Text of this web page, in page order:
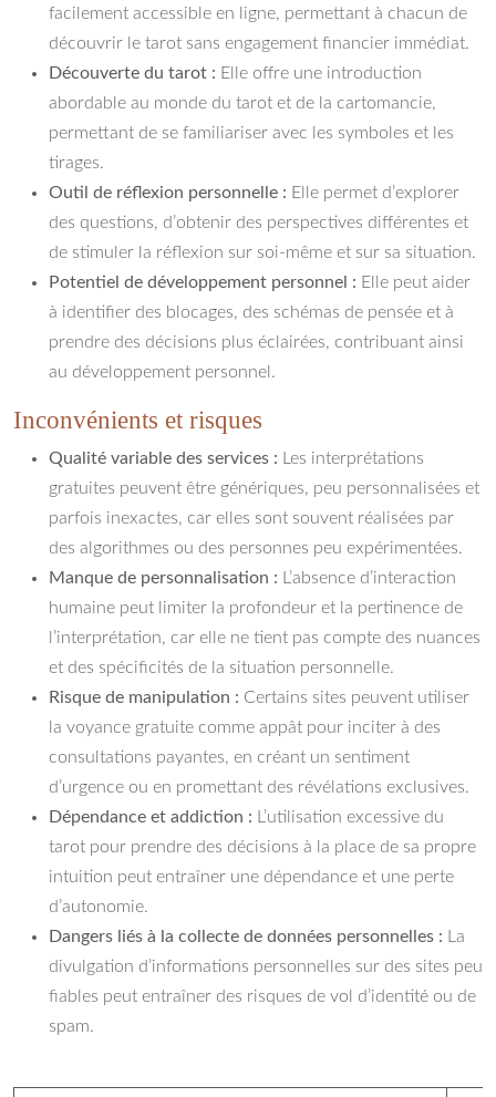
facilement accessible en ligne, permettant à chacun de
découvrir le tarot sans engagement financier immédiat.
Découverte du tarot : Elle offre une introduction
abordable au monde du tarot et de la cartomancie,
permettant de se familiariser avec les symboles et les
tirages.
Outil de réflexion personnelle : Elle permet d’explorer
des questions, d’obtenir des perspectives différentes et
de stimuler la réflexion sur soi-même et sur sa situation.
Potentiel de développement personnel : Elle peut aider
à identifier des blocages, des schémas de pensée et à
prendre des décisions plus éclairées, contribuant ainsi
au développement personnel.
Inconvénients et risques
Qualité variable des services :
Les interprétations
gratuites peuvent être génériques, peu personnalisées et
parfois inexactes, car elles sont souvent réalisées par
des algorithmes ou des personnes peu expérimentées.
Manque de personnalisation :
L’absence d’interaction
humaine peut limiter la profondeur et la pertinence de
l’interprétation, car elle ne tient pas compte des nuances
et des spécificités de la situation personnelle.
Risque de manipulation : Certains sites peuvent utiliser
la voyance gratuite comme appât pour inciter à des
consultations payantes, en créant un sentiment
d’urgence ou en promettant des révélations exclusives.
Dépendance et addiction :
L’utilisation excessive du
tarot pour prendre des décisions à la place de sa propre
intuition peut entraîner une dépendance et une perte
d’autonomie.
Dangers liés à la collecte de données personnelles :
La
divulgation d’informations personnelles sur des sites peu
fiables peut entraîner des risques de vol d’identité ou de
spam.